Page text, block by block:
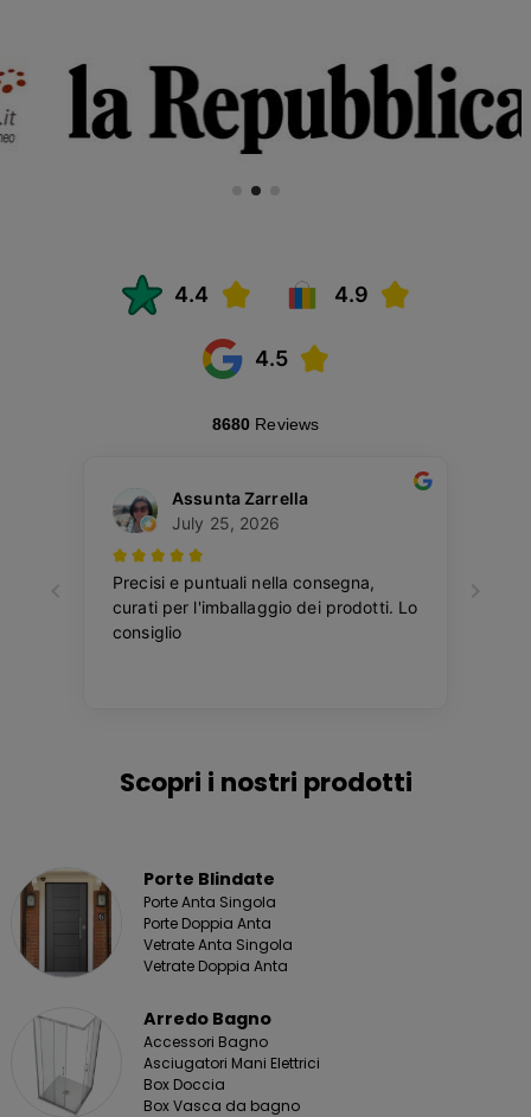
Scopri i nostri prodotti
Porte Blindate
Porte Anta Singola
Porte Doppia Anta
Vetrate Anta Singola
Vetrate Doppia Anta
Arredo Bagno
Accessori Bagno
Asciugatori Mani Elettrici
Box Doccia
Box Vasca da bagno